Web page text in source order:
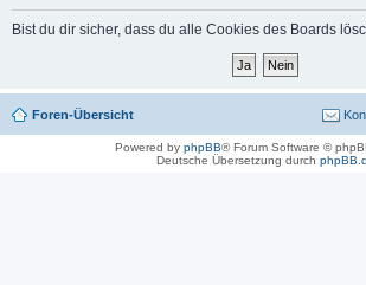
Bist du dir sicher, dass du alle Cookies des Boards
Foren-Übersicht
Powered by phpBB® Forum Software ©
Deutsche Übersetzung durch